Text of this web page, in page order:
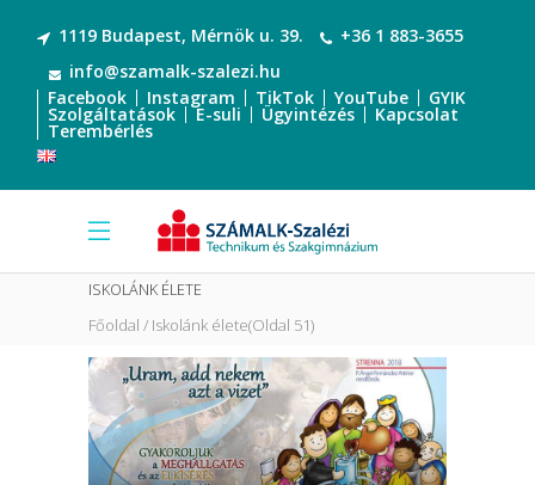
1119 Budapest, Mérnök u. 39.
+36 1 883-3655
info@szamalk-szalezi.hu
Facebook
Instagram TikTok YouTube GYIK
Szolgáltatások E-suli Ügyintézés Kapcsolat
Terembérlés
ISKOLÁNK ÉLETE
Főoldal Iskolánk élete(Oldal 51)